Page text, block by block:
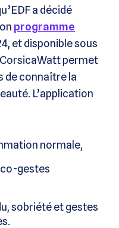
a décidé
programme
et disponible sous
permet
de connaître la
L’application
normale,
gestes
sobriété et gestes